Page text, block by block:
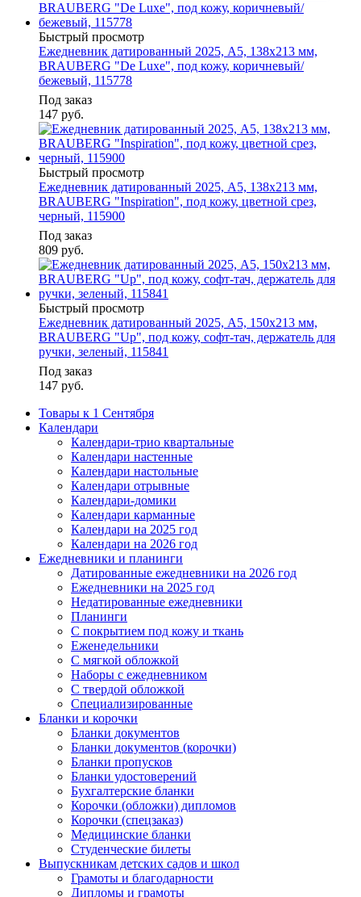
Быстрый просмотр
Ежедневник датированный 2025, А5, 138x213 мм,
BRAUBERG "De Luxe", под кожу, коричневый/
бежевый, 115778
Под заказ
147 руб.
Быстрый просмотр
Ежедневник датированный 2025, А5, 138x213 мм,
BRAUBERG "Inspiration", под кожу, цветной срез,
черный, 115900
Под заказ
809 руб.
Быстрый просмотр
Ежедневник датированный 2025, А5, 150x213 мм,
BRAUBERG "Up", под кожу, софт-тач, держатель для
ручки, зеленый, 115841
Под заказ
147 руб.
Товары к 1 Сентября
Календари
Календари-трио квартальные
Календари настенные
Календари настольные
Календари отрывные
Календари-домики
Календари карманные
Календари на 2025 год
Календари на 2026 год
Ежедневники и планинги
Датированные ежедневники на 2026 год
Ежедневники на 2025 год
Недатированные ежедневники
Планинги
С покрытием под кожу и ткань
Еженедельники
С мягкой обложкой
Наборы с ежедневником
С твердой обложкой
Специализированные
Бланки и корочки
Бланки документов
Бланки документов (корочки)
Бланки пропусков
Бланки удостоверений
Бухгалтерские бланки
Корочки (обложки) дипломов
Корочки (спецзаказ)
Медицинские бланки
Студенческие билеты
Выпускникам детских садов и школ
Грамоты и благодарности
Дипломы и грамоты